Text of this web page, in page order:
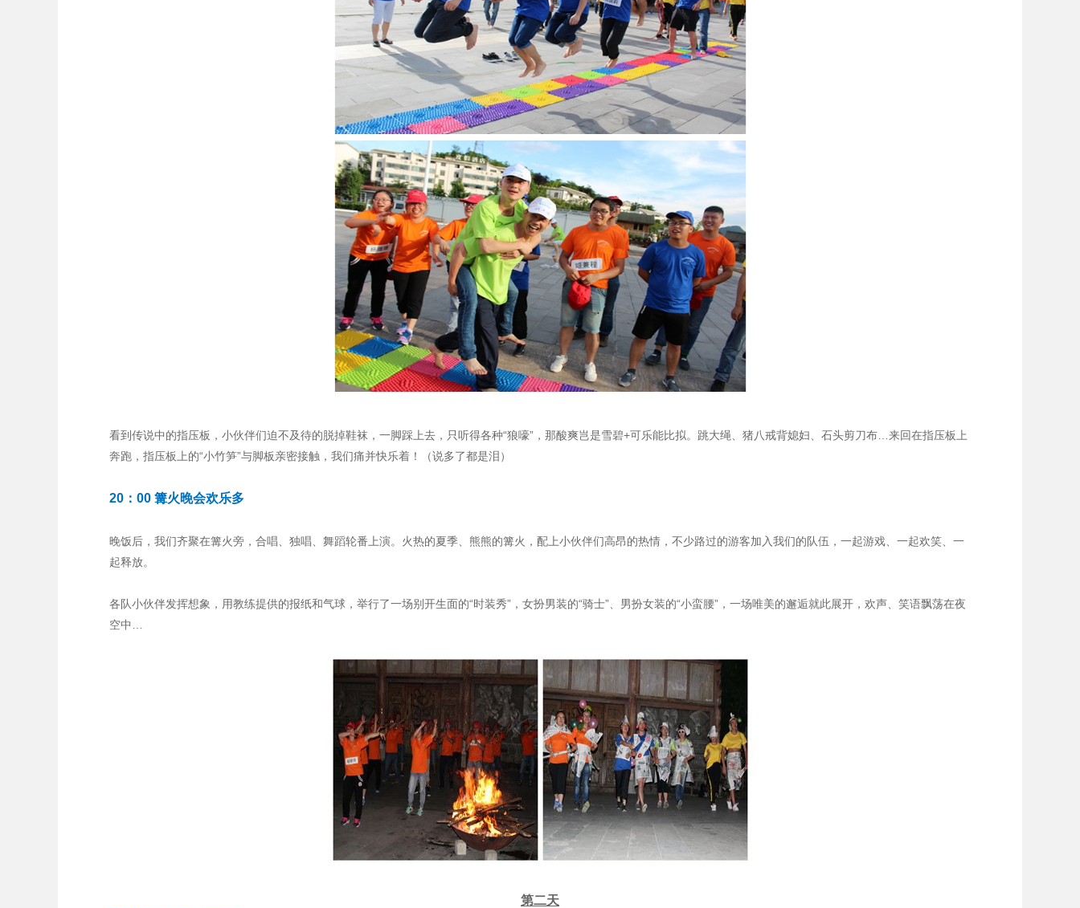
看到传说中的指压板，小伙伴们迫不及待的脱掉鞋袜，一脚踩上去，只听得各种“狼嚎”，那酸爽岂是雪碧+可乐能比拟。跳大绳、猪八戒背媳妇、石头剪刀布…来回在指压板上
奔跑，指压板上的“小竹笋”与脚板亲密接触，我们痛并快乐着！（说多了都是泪）
20：00 篝火晚会欢乐多
晚饭后，我们齐聚在篝火旁，合唱、独唱、舞蹈轮番上演。火热的夏季、熊熊的篝火，配上小伙伴们高昂的热情，不少路过的游客加入我们的队伍，一起游戏、一起欢笑、一
起释放。
各队小伙伴发挥想象，用教练提供的报纸和气球，举行了一场别开生面的“时装秀”，女扮男装的“骑士”、男扮女装的“小蛮腰”，一场唯美的邂逅就此展开，欢声、笑语飘荡在夜
空中…
第二天